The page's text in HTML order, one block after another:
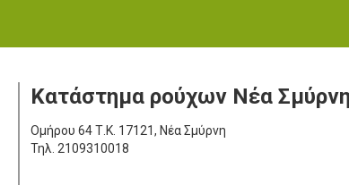
Κατάστημα ρούχων Νέα Σμύρνη
Ομήρου 64 Τ.Κ. 17121, Νέα Σμύρνη
Τηλ. 2109310018